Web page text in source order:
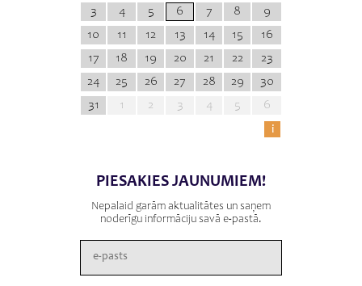
3
4 5 6 7 8
9
10
11 12 13 14 15
16
17
18 19 20 21 22
23
24
25 26 27 28 29
30
31
1 2 3 4 5
6
i
PIESAKIES JAUNUMIEM!
Nepalaid garām aktualitātes un saņem
noderīgu informāciju savā e-pastā.